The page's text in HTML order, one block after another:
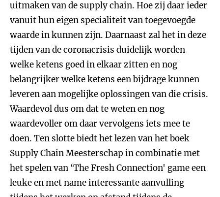
uitmaken van de supply chain. Hoe zij daar ieder
vanuit hun eigen specialiteit van toegevoegde
waarde in kunnen zijn. Daarnaast zal het in deze
tijden van de coronacrisis duidelijk worden
welke ketens goed in elkaar zitten en nog
belangrijker welke ketens een bijdrage kunnen
leveren aan mogelijke oplossingen van die crisis.
Waardevol dus om dat te weten en nog
waardevoller om daar vervolgens iets mee te
doen. Ten slotte biedt het lezen van het boek
Supply Chain Meesterschap in combinatie met
het spelen van ‘The Fresh Connection' game een
leuke en met name interessante aanvulling